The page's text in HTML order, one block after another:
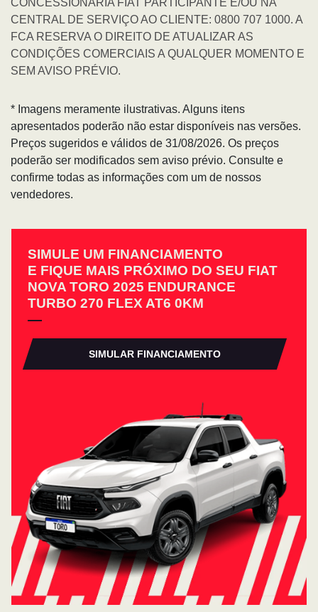
CENTRAL DE SERVIÇO AO CLIENTE: 0800 707 1000. A
FCA RESERVA O DIREITO DE ATUALIZAR AS
CONDIÇÕES COMERCIAIS A QUALQUER MOMENTO E
SEM AVISO PRÉVIO.
* Imagens meramente ilustrativas. Alguns itens
apresentados poderão não estar disponíveis nas versões.
Preços sugeridos e válidos de 31/08/2026. Os preços
poderão ser modificados sem aviso prévio. Consulte e
confirme todas as informações com um de nossos
vendedores.
SIMULE UM FINANCIAMENTO
E FIQUE MAIS PRÓXIMO DO SEU FIAT
NOVA TORO 2025 ENDURANCE
TURBO 270 FLEX AT6 0KM
SIMULAR FINANCIAMENTO